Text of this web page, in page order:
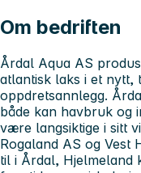
Om bedriften
Årdal Aqua AS
atlantisk laks i et nytt,
oppdretsannlegg.
både kan havbruk og
være langsiktige i sitt
Rogaland AS og Vest
til i Årdal, Hjelmeland